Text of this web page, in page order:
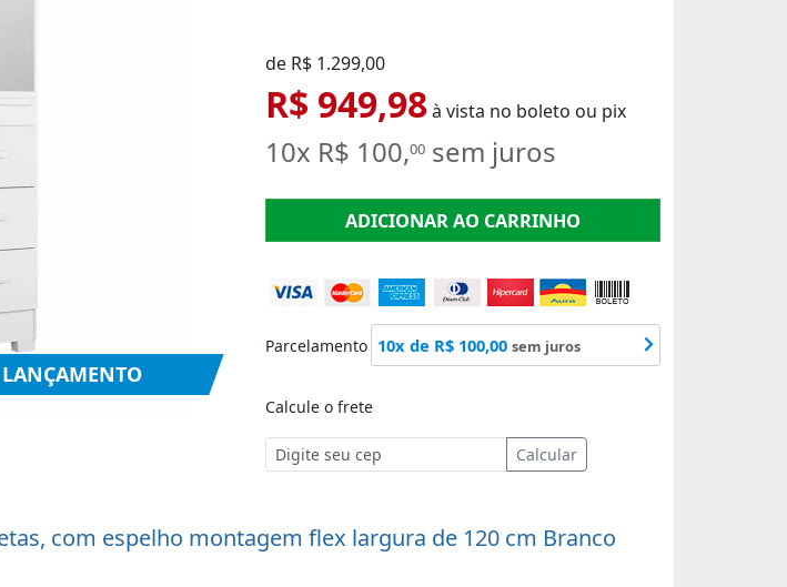
LANÇAMENTO
de R$ 1.299,00
R$ 949,98à vista no boleto ou pix
10x R$ 100,00 sem juros
ADICIONAR AO CARRINHO
Parcelamento 10x de R$ 100,00 sem juros
Calcule o frete
Calcular
com espelho montagem flex largura de 120 cm Branco